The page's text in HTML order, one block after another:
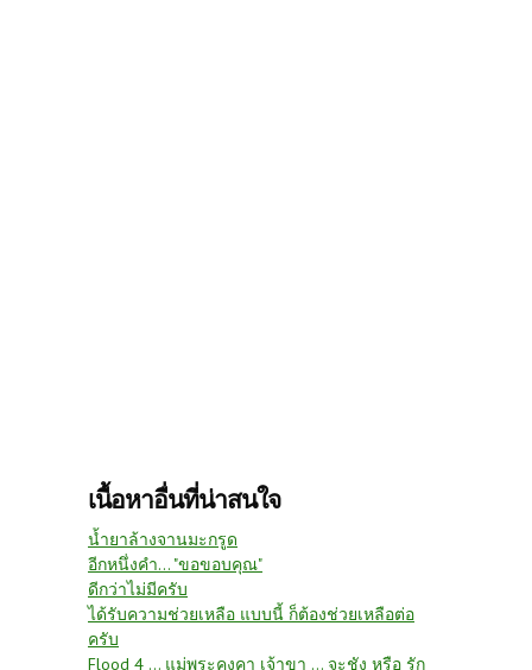
เนื้อหาอื่นที่น่าสนใจ
น้ำยาล้างจานมะกรูด
อีกหนึ่งคำ... "ขอขอบคุณ"
ดีกว่าไม่มีครับ
ได้รับความช่วยเหลือ แบบนี้ ก็ต้องช่วยเหลือต่อ
ครับ
Flood 4 … แม่พระคงคา เจ้าขา … จะชัง หรือ รัก